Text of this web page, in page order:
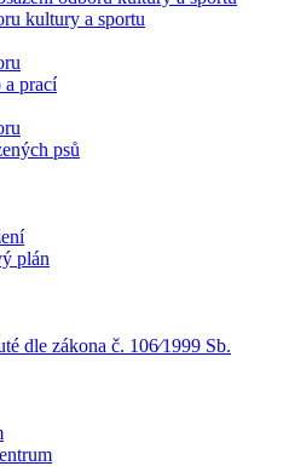
kultury a sportu
a prací
psů
plán
dle zákona č. 106⁄1999 Sb.